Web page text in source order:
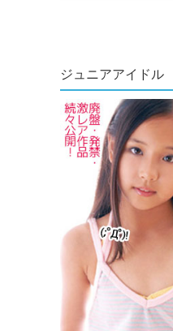
ジュニアアイドル